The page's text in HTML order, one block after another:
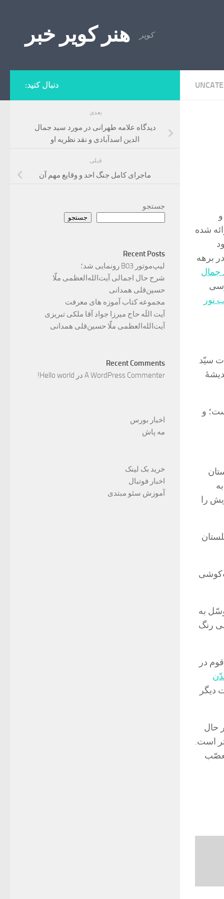
هنر کویر خبر کویر
شده
برهه
جمال
نور
سیّد
و
را
به
رنگ
در
دیگر
حال
است.
دنبال کنید:
بعدی
دیدگاه علامه طهرانی در مورد سید جمال
الدین اسدآبادی و نقد نظریه او
قبلی
ماجرای کامل جنگ احد و وقایع مهم آن
جستجو
جستجو
Recent Posts
لیپ‌موتور B03 رونمایی شد؛
شرح حال اجمالی آیت‌الله‌العظمی ملّا
حسین‌قلی همدانی
مجموعه کتاب آموزه های معرفت
آیت اللَه حاج میرزا جواد آقا ملکی تبریزی
آیت‌الله‌العظمی ملّا حسین‌قلی همدانی
Recent Comments
A WordPress Commenter در Hello world!
اخبار بورس
مه پاش
خرید بک لینک
اخبار فوتبال
آموزش سئو مبتدی